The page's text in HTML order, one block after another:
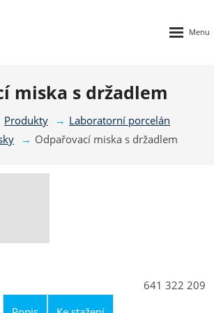
miska s držadlem
Produkty
Laboratorní porcelán
Odpařovací miska s držadlem
641 322 209